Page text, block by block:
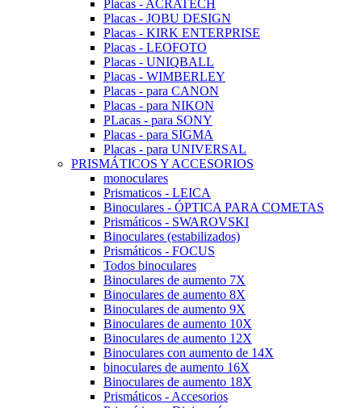
Placas - ACRATECH
Placas - JOBU DESIGN
Placas - KIRK ENTERPRISE
Placas - LEOFOTO
Placas - UNIQBALL
Placas - WIMBERLEY
Placas - para CANON
Placas - para NIKON
PLacas - para SONY
Placas - para SIGMA
Placas - para UNIVERSAL
PRISMÁTICOS Y ACCESORIOS
monoculares
Prismaticos - LEICA
Binoculares - ÓPTICA PARA COMETAS
Prismáticos - SWAROVSKI
Binoculares (estabilizados)
Prismáticos - FOCUS
Todos binoculares
Binoculares de aumento 7X
Binoculares de aumento 8X
Binoculares de aumento 9X
Binoculares de aumento 10X
Binoculares de aumento 12X
Binoculares con aumento de 14X
binoculares de aumento 16X
Binoculares de aumento 18X
Prismáticos - Accesorios